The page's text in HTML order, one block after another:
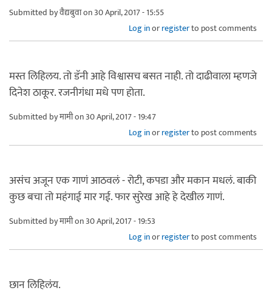
Submitted byवैद्यबुवाon 30 April, 2017 - 15:55
Log inorregisterto post comments
मस्त लिहिलय. तो डॅनी आहे विश्वासच बसत नाही. तो दाढीवाला म्हणजे
दिनेश ठाकूर. रजनीगंधा मधे पण होता.
Submitted byमामीon 30 April, 2017 - 19:47
Log inorregisterto post comments
असंच अजून एक गाणं आठवलं - रोटी, कपडा और मकान मधलं. बाकी
कुछ बचा तो महंगाई मार गई. फार सुरेख आहे हे देखील गाणं.
Submitted byमामीon 30 April, 2017 - 19:53
Log inorregisterto post comments
छान लिहिलंय.